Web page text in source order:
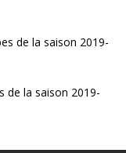
de la saison 2019-
de la saison 2019-